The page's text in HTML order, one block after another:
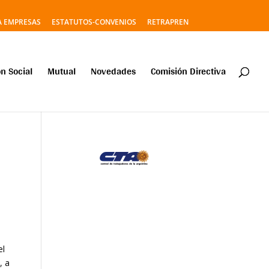
EMPRESAS ESTATUTOS-CONVENIOS RETRAPREN
Social Mutual Novedades Comisión Directiva
a